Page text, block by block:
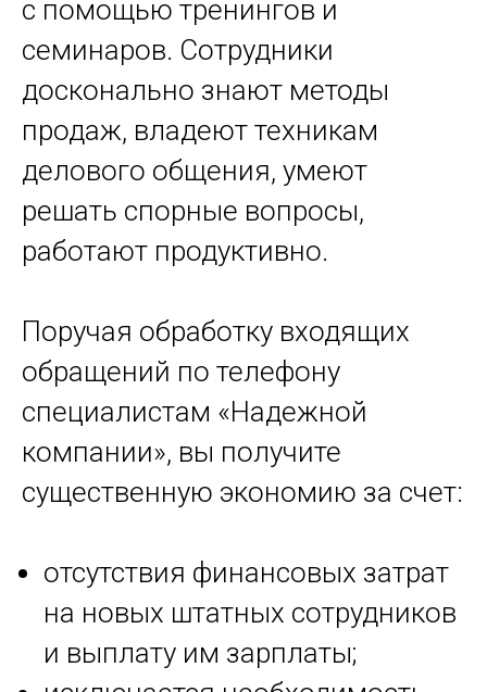
с помощью тренингов и
семинаров. Сотрудники
досконально знают методы
продаж, владеют техникам
делового общения, умеют
решать спорные вопросы,
работают продуктивно.
Поручая обработку входящих
обращений по телефону
специалистам «Надежной
компании», вы получите
существенную экономию за счет:
отсутствия финансовых затрат
на новых штатных сотрудников
и выплату им зарплаты;